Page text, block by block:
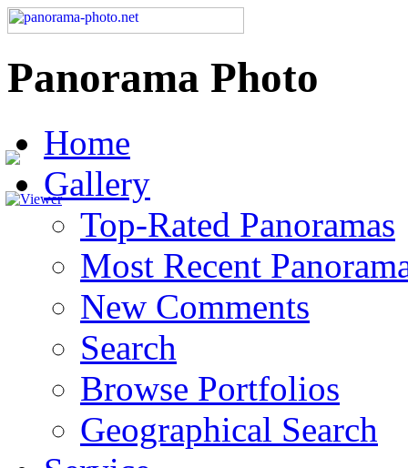
Panorama Photo
Home
Gallery
Top-Rated Panoramas
Most Recent
New Comments
Search
Browse Portfolios
Geographical Search